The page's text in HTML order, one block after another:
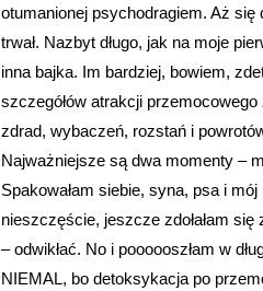
otumanionej psychodragiem. Aż się
trwał. Nazbyt długo, jak na moje
inna bajka. Im bardziej, bowiem,
szczegółów atrakcji
zdrad, wybaczeń, rozstań i
Najważniejsze są dwa momenty –
Spakowałam siebie, syna, psa i
nieszczęście, jeszcze zdołałam
– odwikłać. No i poooooszłam w
NIEMAL, bo detoksykacja po